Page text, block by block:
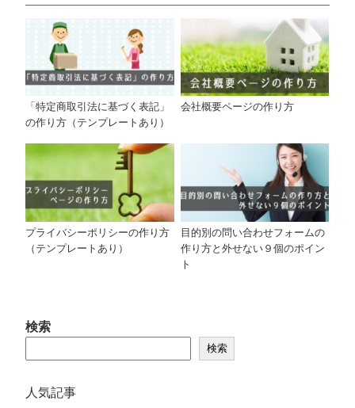
「特定商取引法に基づく表記」
の作り方（テンプレートあり）
会社概要ページの作り方
プライバシーポリシーの作り方
（テンプレートあり）
目的別の問い合わせフォームの
作り方と外せない９個のポイン
ト
検索
検索
人気記事